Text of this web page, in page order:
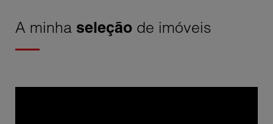
A minha seleção de imóveis